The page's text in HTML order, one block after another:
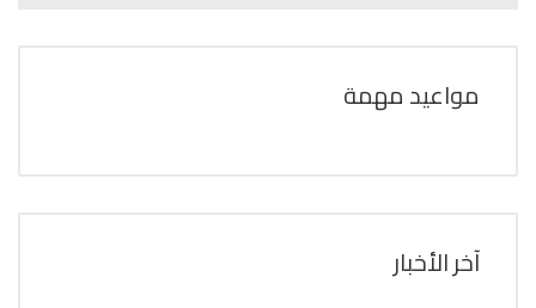
مواعيد مهمة
آخر الأخبار